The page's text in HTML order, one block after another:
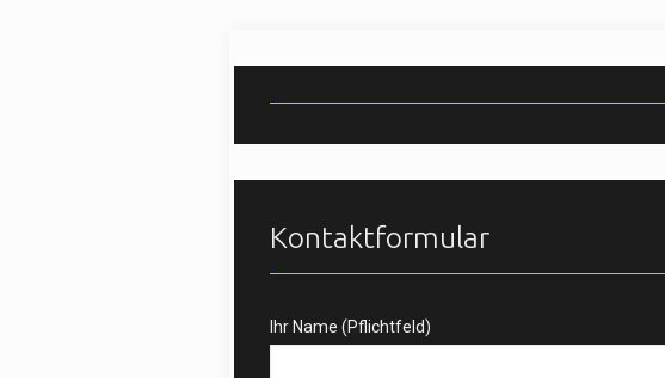
Kontaktformular
Ihr Name (Pflichtfeld)